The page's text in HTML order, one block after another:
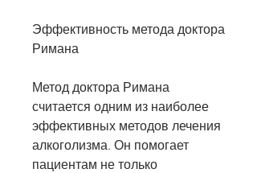
Эффективность метода доктора
Римана
Метод доктора Римана
считается одним из наиболее
эффективных методов лечения
алкоголизма. Он помогает
пациентам не только